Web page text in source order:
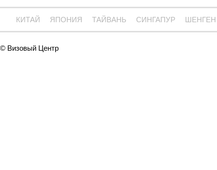
КИТАЙ ЯПОНИЯ ТАЙВАНЬ СИНГАПУР ШЕНГЕН
© Визовый Центр